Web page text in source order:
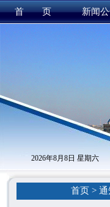
首 页 新闻
2026年8月8日 星期六
首页> 通